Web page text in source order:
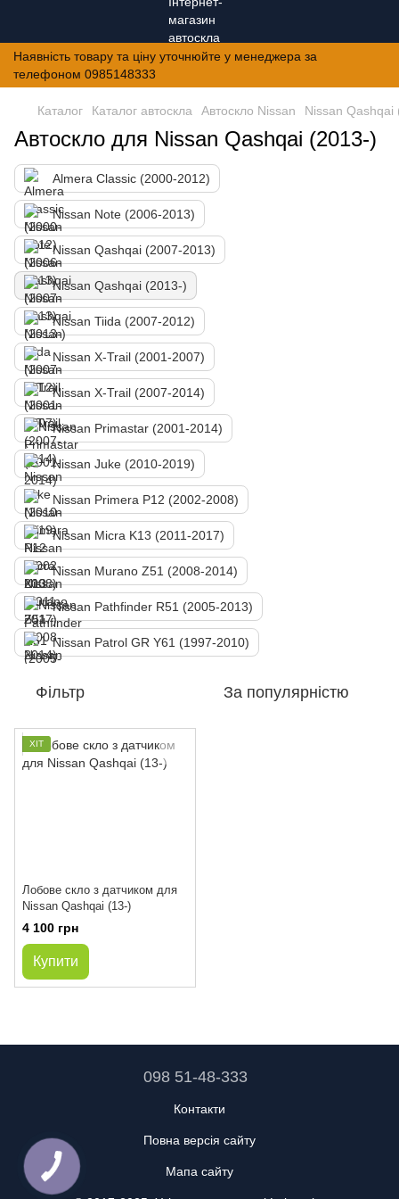
Наявність товару та ціну уточнюйте у менеджера за
телефоном 0985148333
Каталог Каталог автоскла Автоскло Nissan Nissan Qashqai
Автоскло для Nissan Qashqai (2013-)
Almera Classic (2000-2012)
Nissan Note (2006-2013)
Nissan Qashqai (2007-2013)
Nissan Qashqai (2013-)
Nissan Tiida (2007-2012)
Nissan X-Trail (2001-2007)
Nissan X-Trail (2007-2014)
Nissan Primastar (2001-2014)
Nissan Juke (2010-2019)
Nissan Primera P12 (2002-2008)
Nissan Micra K13 (2011-2017)
Nissan Murano Z51 (2008-2014)
Nissan Pathfinder R51 (2005-2013)
Nissan Patrol GR Y61 (1997-2010)
Фільтр За популярністю
ХІТ
Лобове скло з датчиком для
Nissan Qashqai (13-)
4 100 грн
Купити
098 51-48-333
Контакти
Повна версія сайту
Мапа сайту